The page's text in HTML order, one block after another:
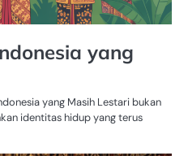
yang
yang Masih Lestari bukan
identitas hidup yang terus